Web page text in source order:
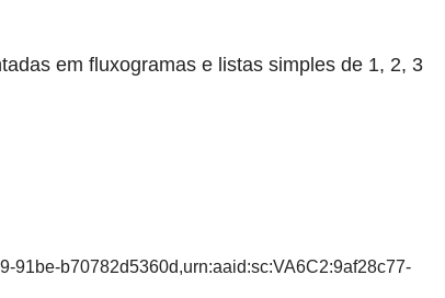
em fluxogramas e listas simples de 1, 2, 3
91be-b70782d5360d,urn:aaid:sc:VA6C2:9af28c77-